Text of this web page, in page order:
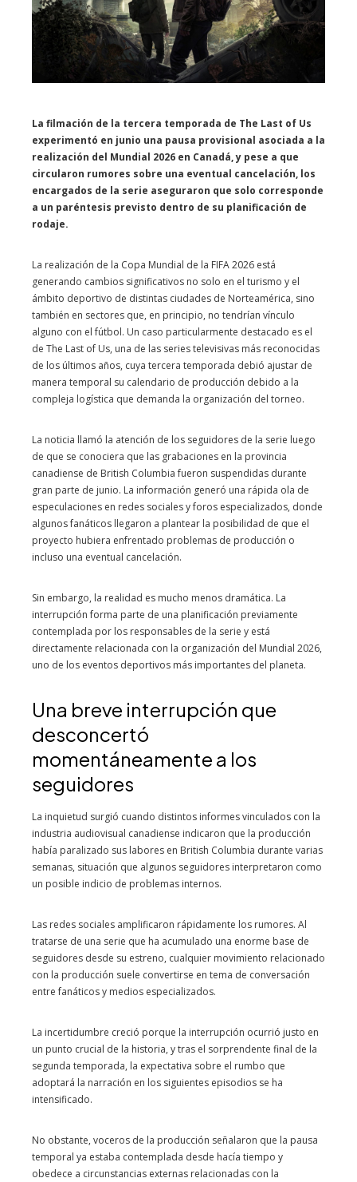
La filmación de la tercera temporada de The Last of Us
experimentó en junio una pausa provisional asociada a la
realización del Mundial 2026 en Canadá, y pese a que
circularon rumores sobre una eventual cancelación, los
encargados de la serie aseguraron que solo corresponde
a un paréntesis previsto dentro de su planificación de
rodaje.
La realización de la Copa Mundial de la FIFA 2026 está
generando cambios significativos no solo en el turismo y el
ámbito deportivo de distintas ciudades de Norteamérica, sino
también en sectores que, en principio, no tendrían vínculo
alguno con el fútbol. Un caso particularmente destacado es el
de The Last of Us, una de las series televisivas más reconocidas
de los últimos años, cuya tercera temporada debió ajustar de
manera temporal su calendario de producción debido a la
compleja logística que demanda la organización del torneo.
La noticia llamó la atención de los seguidores de la serie luego
de que se conociera que las grabaciones en la provincia
canadiense de British Columbia fueron suspendidas durante
gran parte de junio. La información generó una rápida ola de
especulaciones en redes sociales y foros especializados, donde
algunos fanáticos llegaron a plantear la posibilidad de que el
proyecto hubiera enfrentado problemas de producción o
incluso una eventual cancelación.
Sin embargo, la realidad es mucho menos dramática. La
interrupción forma parte de una planificación previamente
contemplada por los responsables de la serie y está
directamente relacionada con la organización del Mundial 2026,
uno de los eventos deportivos más importantes del planeta.
Una breve interrupción que
desconcertó
momentáneamente a los
seguidores
La inquietud surgió cuando distintos informes vinculados con la
industria audiovisual canadiense indicaron que la producción
había paralizado sus labores en British Columbia durante varias
semanas, situación que algunos seguidores interpretaron como
un posible indicio de problemas internos.
Las redes sociales amplificaron rápidamente los rumores. Al
tratarse de una serie que ha acumulado una enorme base de
seguidores desde su estreno, cualquier movimiento relacionado
con la producción suele convertirse en tema de conversación
entre fanáticos y medios especializados.
La incertidumbre creció porque la interrupción ocurrió justo en
un punto crucial de la historia, y tras el sorprendente final de la
segunda temporada, la expectativa sobre el rumbo que
adoptará la narración en los siguientes episodios se ha
intensificado.
No obstante, voceros de la producción señalaron que la pausa
temporal ya estaba contemplada desde hacía tiempo y
obedece a circunstancias externas relacionadas con la